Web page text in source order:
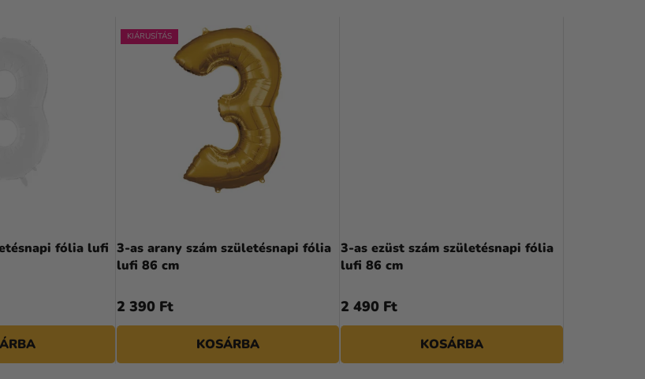
N
Z
É
fólia lufi
KIÁRUSÍTÁS
3-as arany szám születésnapi fólia
lufi 86 cm
2 390 Ft
KOSÁRBA
3-as ezüst szám születésnapi fólia
lufi 86 cm
2 490 Ft
KOSÁRBA